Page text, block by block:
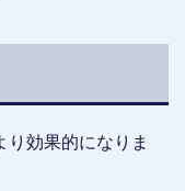
効果的になりま